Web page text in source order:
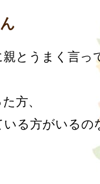
とうまく言っ
方、
る方がいるの